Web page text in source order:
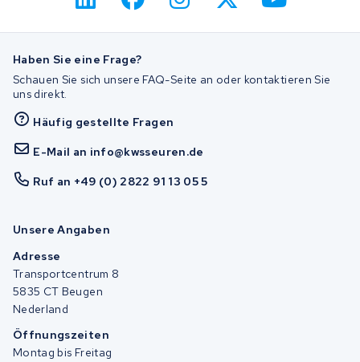
Haben Sie eine Frage?
Schauen Sie sich unsere FAQ-Seite an oder kontaktieren Sie
uns direkt.
Häufig gestellte Fragen
E-Mail an info@kwsseuren.de
Ruf an +49 (0) 2822 91 13 05 5
Unsere Angaben
Adresse
Transportcentrum 8
5835 CT Beugen
Nederland
Öffnungszeiten
Montag bis Freitag